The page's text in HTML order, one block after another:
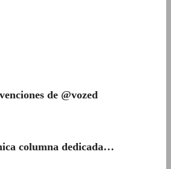
de @vozed
columna dedicada…